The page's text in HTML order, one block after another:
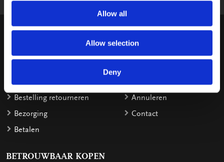
Allow all
Allow selection
Deny
KLANTENSERVICE
Bestelling retourneren
Bezorging
Betalen
Annuleren
Contact
BETROUWBAAR KOPEN